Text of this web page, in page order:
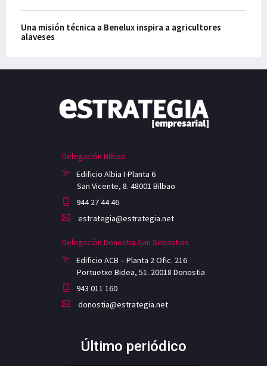
Una misión técnica a Benelux inspira a agricultores
alaveses
Delegación Bilbao
Edificio Albia I-Planta 6
San Vicente, 8. 48001 Bilbao
944 27 44 46
estrategia@estrategia.net
Delegación Donostia-San Sebastian
Edificio ACB – Planta 2 Ofic. 216
Portuetxe Bidea, 51. 20018 Donostia
943 011 160
donostia@estrategia.net
Último periódico